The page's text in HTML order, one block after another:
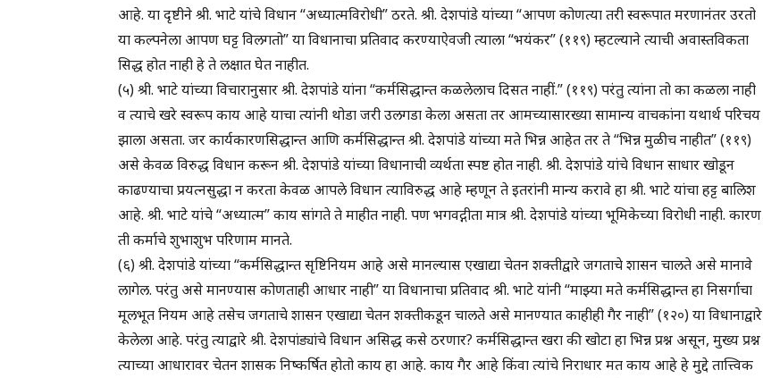
आहे. या दृष्टीने श्री. भाटे यांचे विधान “अध्यात्मविरोधी” ठरते. श्री. देशपांडे यांच्या “आपण कोणत्या तरी स्वरूपात मरणानंतर उरतो
या कल्पनेला आपण घट्ट विलगतो” या विधानाचा प्रतिवाद करण्याऐवजी त्याला “भयंकर” (११९) म्हटल्याने त्याची अवास्तविकता
सिद्ध होत नाही हे ते लक्षात घेत नाहीत.
(५) श्री. भाटे यांच्या विचारानुसार श्री. देशपांडे यांना “कर्मसिद्धान्त कळलेलाच दिसत नाहीं.” (११९) परंतु त्यांना तो का कळला नाही
व त्याचे खरे स्वरूप काय आहे याचा त्यांनी थोडा जरी उलगडा केला असता तर आमच्यासारख्या सामान्य वाचकांना यथार्थ परिचय
झाला असता. जर कार्यकारणसिद्धान्त आणि कर्मसिद्धान्त श्री. देशपांडे यांच्या मते भिन्न आहेत तर ते “भिन्न मुळीच नाहीत” (११९)
असे केवळ विरुद्ध विधान करून श्री. देशपांडे यांच्या विधानाची व्यर्थता स्पष्ट होत नाही. श्री. देशपांडे यांचे विधान साधार खोडून
काढण्याचा प्रयत्नसुद्धा न करता केवळ आपले विधान त्याविरुद्ध आहे म्हणून ते इतरांनी मान्य करावे हा श्री. भाटे यांचा हट्ट बालिश
आहे. श्री. भाटे यांचे “अध्यात्म” काय सांगते ते माहीत नाही. पण भगवद्गीता मात्र श्री. देशपांडे यांच्या भूमिकेच्या विरोधी नाही. कारण
ती कर्माचे शुभाशुभ परिणाम मानते.
(६) श्री. देशपांडे यांच्या “कर्मसिद्धान्त सृष्टिनियम आहे असे मानल्यास एखाद्या चेतन शक्तीद्वारे जगताचे शासन चालते असे मानावे
लागेल. परंतु असे मानण्यास कोणताही आधार नाही” या विधानाचा प्रतिवाद श्री. भाटे यांनी “माझ्या मते कर्मसिद्धान्त हा निसर्गाचा
मूलभूत नियम आहे तसेच जगताचे शासन एखाद्या चेतन शक्तीकडून चालते असे मानण्यात काहीही गैर नाही” (१२०) या विधानाद्वारे
केलेला आहे. परंतु त्याद्वारे श्री. देशपांड्यांचे विधान असिद्ध कसे ठरणार? कर्मसिद्धान्त खरा की खोटा हा भिन्न प्रश्न असून, मुख्य प्रश्न
त्याच्या आधारावर चेतन शासक निष्कर्षित होतो काय हा आहे. काय गैर आहे किंवा त्यांचे निराधार मत काय आहे हे मुद्दे तात्त्विक